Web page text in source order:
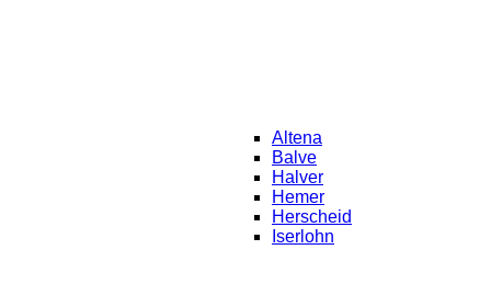
Altena
Balve
Halver
Hemer
Herscheid
Iserlohn